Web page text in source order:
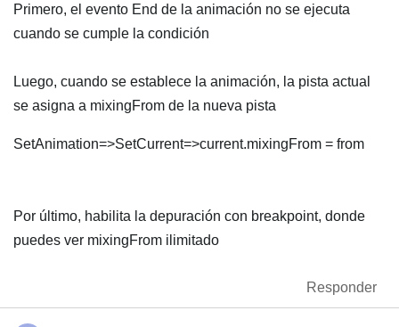
Primero, el evento End de la animación no se ejecuta
cuando se cumple la condición
Luego, cuando se establece la animación, la pista actual
se asigna a mixingFrom de la nueva pista
SetAnimation=>SetCurrent=>current.mixingFrom = from
Por último, habilita la depuración con breakpoint, donde
puedes ver mixingFrom ilimitado
Responder